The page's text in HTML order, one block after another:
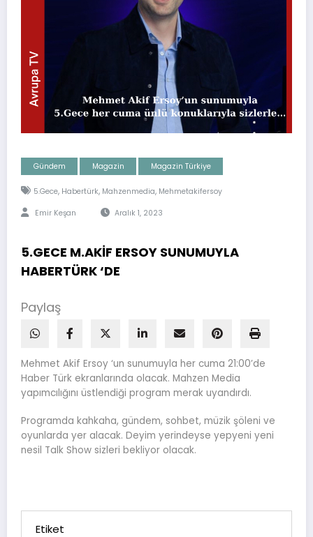
Gündem Magazin Magazin Türkiye
5.gece, Habertürk, Mahzenmedia, Mehmetakifersoy
Emir Keşan Aralık 1, 2023
5.GECE M.AKİF ERSOY SUNUMUYLA
HABERTÜRK ‘DE
Paylaş
Mehmet Akif Ersoy ‘un sunumuyla her cuma 21:00’de
Haber Türk ekranlarında olacak. Mahzen Media
yapımcılığını üstlendiği program merak uyandırdı.
Programda kahkaha, gündem, sohbet, müzik şöleni ve
oyunlarda yer alacak. Deyim yerindeyse yepyeni yeni
nesil Talk Show sizleri bekliyor olacak.
Etiket